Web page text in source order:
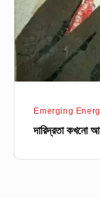
পারেনি
Emerging
দারিদ্রতা কখনো